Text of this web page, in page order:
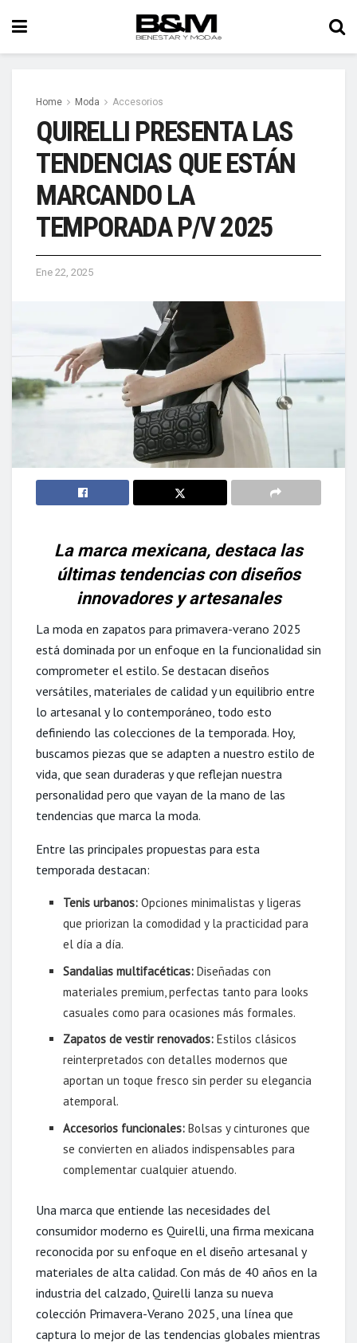
Home Moda Accesorios
QUIRELLI PRESENTA LAS
TENDENCIAS QUE ESTÁN
MARCANDO LA
TEMPORADA P/V 2025
Ene 22, 2025
La marca mexicana, destaca las
últimas tendencias con diseños
innovadores y artesanales
La moda en zapatos para primavera-verano 2025
está dominada por un enfoque en la funcionalidad sin
comprometer el estilo. Se destacan diseños
versátiles, materiales de calidad y un equilibrio entre
lo artesanal y lo contemporáneo, todo esto
definiendo las colecciones de la temporada. Hoy,
buscamos piezas que se adapten a nuestro estilo de
vida, que sean duraderas y que reflejan nuestra
personalidad pero que vayan de la mano de las
tendencias que marca la moda.
Entre las principales propuestas para esta
temporada destacan:
Tenis urbanos: Opciones minimalistas y ligeras
que priorizan la comodidad y la practicidad para
el día a día.
Sandalias multifacéticas: Diseñadas con
materiales premium, perfectas tanto para looks
casuales como para ocasiones más formales.
Zapatos de vestir renovados: Estilos clásicos
reinterpretados con detalles modernos que
aportan un toque fresco sin perder su elegancia
atemporal.
Accesorios funcionales: Bolsas y cinturones que
se convierten en aliados indispensables para
complementar cualquier atuendo.
Una marca que entiende las necesidades del
consumidor moderno es Quirelli, una firma mexicana
reconocida por su enfoque en el diseño artesanal y
materiales de alta calidad. Con más de 40 años en la
industria del calzado, Quirelli lanza su nueva
colección Primavera-Verano 2025, una línea que
captura lo mejor de las tendencias globales mientras